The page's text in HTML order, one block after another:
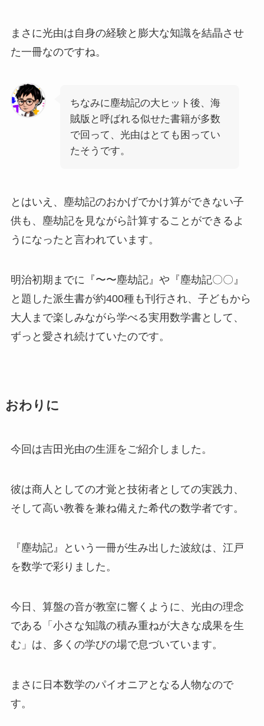
まさに光由は自身の経験と膨大な知識を結晶させ
た一冊なのですね。
ちなみに塵劫記の大ヒット後、海
賊版と呼ばれる似せた書籍が多数
で回って、光由はとても困ってい
たそうです。
とはいえ、塵劫記のおかげでかけ算ができない子
供も、塵劫記を見ながら計算することができるよ
うになったと言われています。
明治初期までに『〜〜塵劫記』や『塵劫記〇〇』
と題した派生書が約400種も刊行され、子どもから
大人まで楽しみながら学べる実用数学書として、
ずっと愛され続けていたのです。
おわりに
今回は吉田光由の生涯をご紹介しました。
彼は商人としての才覚と技術者としての実践力、
そして高い教養を兼ね備えた希代の数学者です。
『塵劫記』という一冊が生み出した波紋は、江戸
を数学で彩りました。
今日、算盤の音が教室に響くように、光由の理念
である「小さな知識の積み重ねが大きな成果を生
む」は、多くの学びの場で息づいています。
まさに日本数学のパイオニアとなる人物なので
す。